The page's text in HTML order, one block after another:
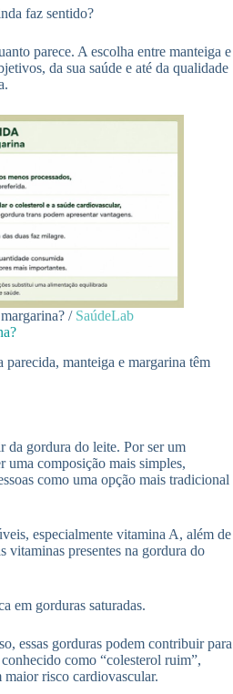
faz sentido?
parece. A escolha entre manteiga e
da sua saúde e até da qualidade
/ SaúdeLab
parecida, manteiga e margarina têm
da gordura do leite. Por ser um
uma composição mais simples,
como uma opção mais tradicional
especialmente vitamina A, além de
vitaminas presentes na gordura do
em gorduras saturadas.
essas gorduras podem contribuir para
como “colesterol ruim”,
maior risco cardiovascular.